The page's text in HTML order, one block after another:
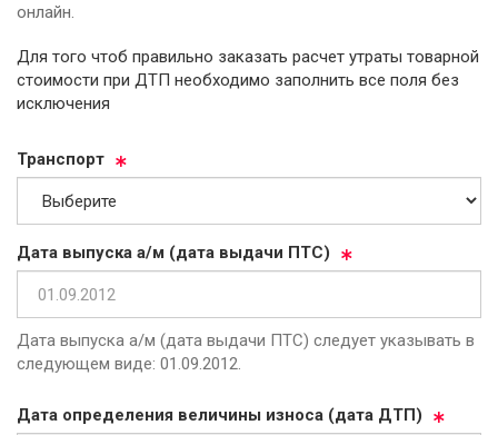
онлайн.
Для того чтоб правильно заказать расчет утраты товарной
стоимости при ДТП необходимо заполнить все поля без
исключения
Тран­спорт
Да­та вы­пус­ка а/м (да­та вы­да­чи ПТС)
Дата выпуска а/м (дата выдачи ПТС) следует указывать в
следующем виде: 01.09.2012.
Да­та оп­ре­де­ле­ния ве­ли­чи­ны из­но­са (да­та ДТП)